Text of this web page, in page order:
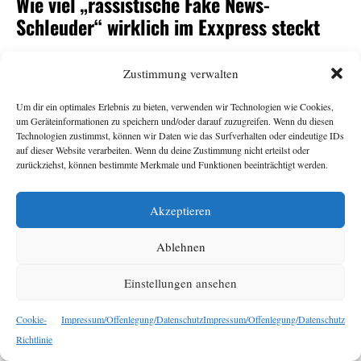
Zustimmung verwalten
Um dir ein optimales Erlebnis zu bieten, verwenden wir Technologien wie Cookies,
um Geräteinformationen zu speichern und/oder darauf zuzugreifen. Wenn du diesen
Technologien zustimmst, können wir Daten wie das Surfverhalten oder eindeutige IDs
auf dieser Website verarbeiten. Wenn du deine Zustimmung nicht erteilst oder
zurückziehst, können bestimmte Merkmale und Funktionen beeinträchtigt werden.
Akzeptieren
Ablehnen
Einstellungen ansehen
Cookie-
Richtlinie
Impressum/Offenlegung/DatenschutzImpressum/Offenlegung/Datenschutz
Schleuder“ wirklich im Exxpress steckt
11. Juni 2026
Exxpress-Herausgeberin Eva Schütz war eine von vielen
Überraschungskandidat:innen für denORF-
Generalsposten. Armin Wolf tat auf der Plattform Bluesky
seine Ratlosigkeit über ihre Nominierung durch den
Stiftungsrat kund und bezeichnete denExxpressals„rechte,
rassistische Fake News-Schleuder“. Das sorgte für
Empörung, vor allem beimExxpress. Dabei sollte der
Redaktion ihr eigener Umgang mit Falschnachrichten und